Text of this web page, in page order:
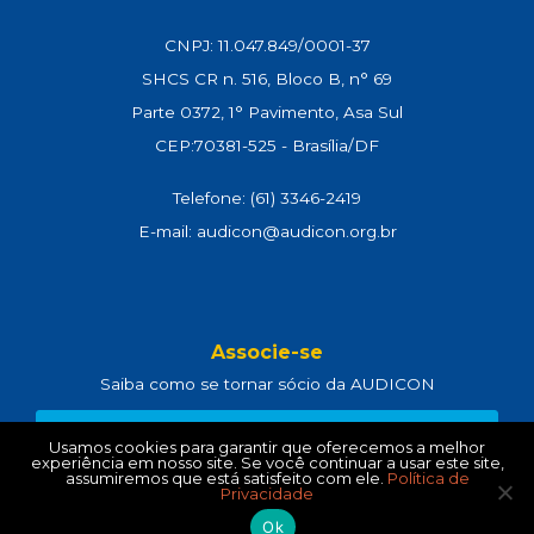
CNPJ: 11.047.849/0001-37
SHCS CR n. 516, Bloco B, n° 69
Parte 0372, 1° Pavimento, Asa Sul
CEP:70381-525 - Brasília/DF
Telefone: (61) 3346-2419
E-mail: audicon@audicon.org.br
Associe-se
Saiba como se tornar sócio da AUDICON
CLIQUE AQUI
Política de PrivacidadeeTermos de Uso
Usamos cookies para garantir que oferecemos a melhor
experiência em nosso site. Se você continuar a usar este site,
assumiremos que está satisfeito com ele. Política de
Privacidade
Ok